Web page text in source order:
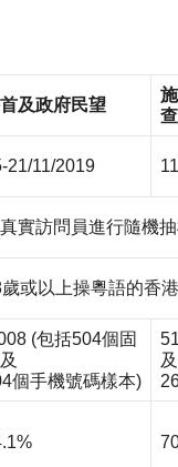
及政府民望
查
21/11/2019
實訪問員進行隨機
或以上操粵語的香
(包括504個固
個手機號碼樣本)
及